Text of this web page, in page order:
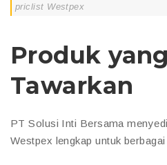
priclist Westpex
Produk
Tawarkan
PT Solusi Inti Bersama
Westpex lengkap untuk